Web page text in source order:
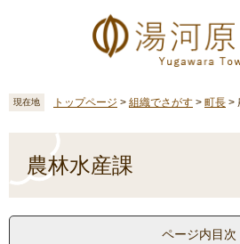
文
へ
現在地 トップページ > 組織でさがす > 町長 >
農林水産課
ページ内目次